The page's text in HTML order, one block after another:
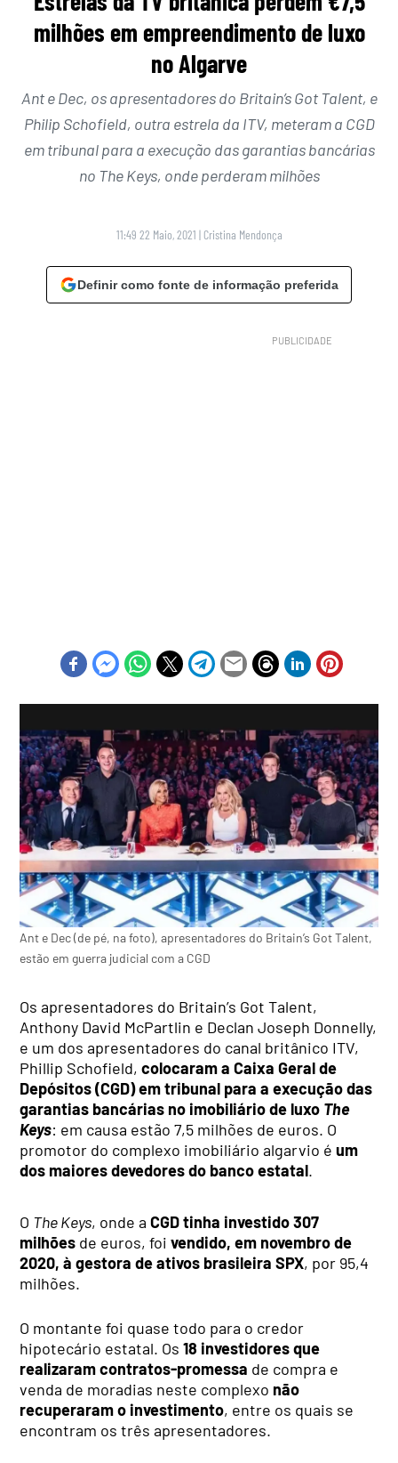
milhões em empreendimento de luxo
no Algarve
Ant e Dec, os apresentadores do Britain’s Got Talent, e
Philip Schofield, outra estrela da ITV, meteram a CGD
em tribunal para a execução das garantias bancárias
no The Keys, onde perderam milhões
11:49 22 Maio, 2021 | Cristina Mendonça
Definir como fonte de informação preferida
Ant e Dec (de pé, na foto), apresentadores do Britain’s Got Talent,
estão em guerra judicial com a CGD
Os apresentadores do Britain’s Got Talent,
Anthony David McPartlin e Declan Joseph Donnelly,
e um dos apresentadores do canal britânico ITV,
Phillip Schofield,colocaram a Caixa Geral de
Depósitos (CGD) em tribunal para a execução das
garantias bancárias no imobiliário de luxo The
Keys: em causa estão 7,5 milhões de euros. O
promotor do complexo imobiliário algarvio éum
dos maiores devedores do banco estatal.
O The Keys, onde aCGD tinha investido 307
milhões de euros, foivendido, em novembro de
2020, à gestora de ativos brasileira SPX, por 95,4
milhões.
O montante foi quase todo para o credor
hipotecário estatal. Os18 investidores que
realizaram contratos-promessa de compra e
venda de moradias neste complexo não
recuperaram o investimento, entre os quais se
encontram os três apresentadores.